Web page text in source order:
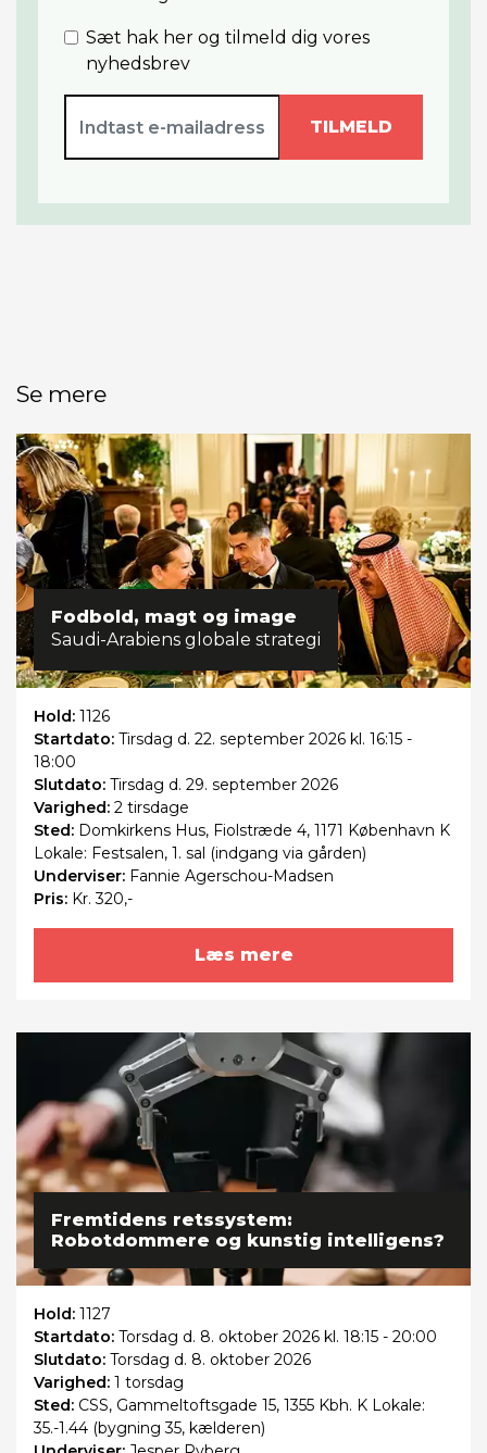
Sæt hak her og tilmeld dig vores
nyhedsbrev
TILMELD
Se mere
Fodbold, magt og image
Saudi-Arabiens globale strategi
Hold: 1126
Startdato: Tirsdag d. 22. september 2026 kl. 16:15 -
18:00
Slutdato: Tirsdag d. 29. september 2026
Varighed: 2 tirsdage
Sted: Domkirkens Hus, Fiolstræde 4, 1171 København K
Lokale: Festsalen, 1. sal (indgang via gården)
Underviser: Fannie Agerschou-Madsen
Pris: Kr. 320,-
Læs mere
Fremtidens retssystem:
Robotdommere og kunstig intelligens?
Hold: 1127
Startdato: Torsdag d. 8. oktober 2026 kl. 18:15 - 20:00
Slutdato: Torsdag d. 8. oktober 2026
Varighed: 1 torsdag
Sted: CSS, Gammeltoftsgade 15, 1355 Kbh. K Lokale:
35.-1.44 (bygning 35, kælderen)